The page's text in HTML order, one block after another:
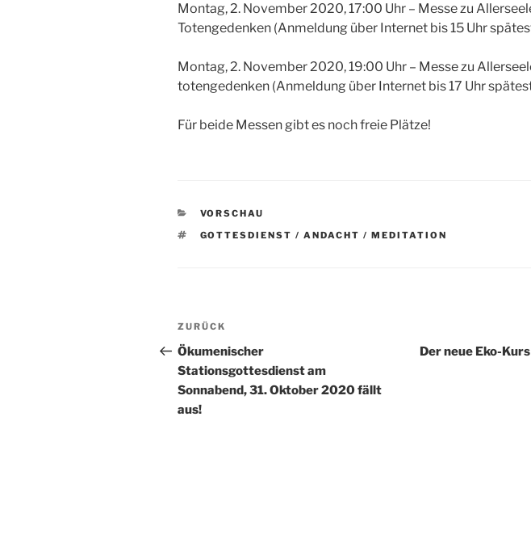
Montag, 2. November 2020, 17:00 Uhr – Messe zu
Totengedenken (Anmeldung über Internet bis 15 Uhr
Montag, 2. November 2020, 19:00 Uhr – Messe zu
totengedenken (Anmeldung über Internet bis 17 Uhr
Für beide Messen gibt es noch freie Plätze!
KATEGORIEN
VORSCHAU
SCHLAGWÖRTER
GOTTESDIENST / ANDACHT / MEDITATION
Beitragsnavigation
Vorheriger
Beitrag
ZURÜCK
Ökumenischer
Stationsgottesdienst am
Sonnabend, 31. Oktober 2020 fällt
aus!
Der neue Eko-